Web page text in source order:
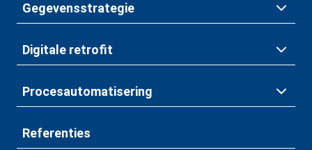
Gegevensstrategie
Digitale retrofit
Procesautomatisering
Referenties